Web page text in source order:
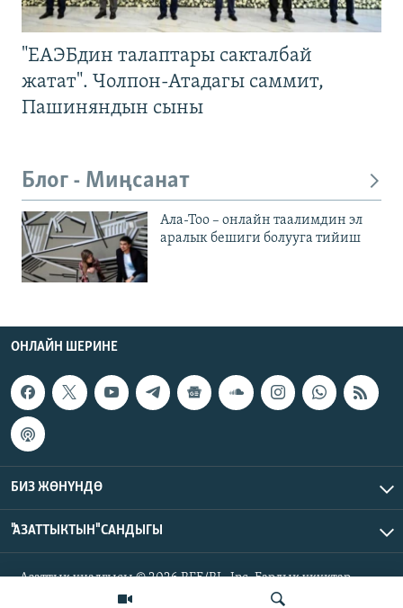
"ЕАЭБдин талаптары сакталбай
жатат". Чолпон-Атадагы саммит,
Пашиняндын сыны
Блог - Миңсанат
Ала-Тоо – онлайн таалимдин эл
аралык бешиги болууга тийиш
ОНЛАЙН ШЕРИНЕ
БИЗ ЖӨНҮНДӨ
"АЗАТТЫКТЫН" САНДЫГЫ
Азаттык үналгысы © 2026 RFE/RL, Inc. Бардык укуктар